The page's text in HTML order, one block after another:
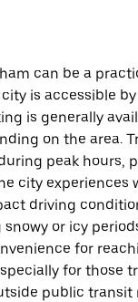
can be a
is accessible
is generally
on the area.
peak hours,
city experiences
driving
or icy
for
for those
public transit